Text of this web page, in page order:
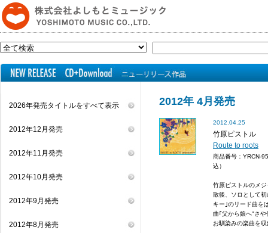
2026年発売タイトルをすべて表示
2012年12月発売
2012年11月発売
2012年10月発売
2012年9月発売
2012年8月発売
2012年 4月発売
2012.04.25
竹原ピストル
Route to roots
商品番号：YRCN-
込）
竹原ピストルのメ
散後、ソロとして
キー｣のリード曲を
曲｢父から娘へ"さ
お馴染みの楽曲を収